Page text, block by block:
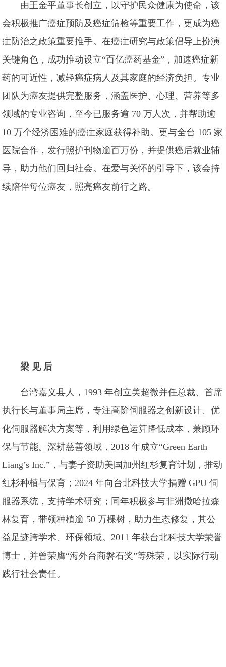
由王金平董事长创立，以守护民众健康为使命，该
会积极推广癌症预防及癌症筛检等重要工作，更成为癌
症防治之政策重要推手。在癌症研究与政策倡导上扮演
关键角色，成功推动设立“百亿癌药基金”，加速癌症新
药的可近性，减轻癌症病人及其家庭的经济负担。专业
团队为癌友提供完整服务，涵盖医护、心理、营养等多
领域的专业咨询，至今已服务逾 70 万人次，并帮助逾
10 万个经济困难的癌症家庭获得补助。更与全台 105 家
医院合作，发行照护刊物逾百万份，并提供癌后就业辅
导，助力他们回归社会。在爱与关怀的引导下，该会持
续陪伴每位癌友，照亮癌友前行之路。
梁 见 后
台湾嘉义县人，1993 年创立美超微并任总裁、首席
执行长与董事局主席，专注高阶伺服器之创新设计、优
化伺服器解决方案等，利用绿色运算降低成本，兼顾环
保与节能。深耕慈善领域，2018 年成立“Green Earth
Liang’s Inc.”，与妻子资助美国加州红杉复育计划，推动
红杉种植与保育；2024 年向台北科技大学捐赠 GPU 伺
服器系统，支持学术研究；同年积极参与非洲撒哈拉森
林复育，带领种植逾 50 万棵树，助力生态修复，其公
益足迹跨学术、环保领域。2011 年获台北科技大学荣誉
博士，并曾荣膺“海外台商磐石奖”等殊荣，以实际行动
践行社会责任。